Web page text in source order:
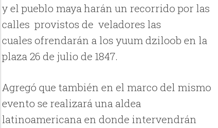
y el pueblo maya harán un recorrido por las
calles provistos de veladores las
cuales ofrendarán a los yuum dziloob en la
plaza 26 de julio de 1847.
Agregó que también en el marco del mismo
evento se realizará una aldea
latinoamericana en donde intervendrán